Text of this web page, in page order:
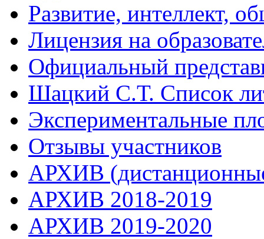
Развитие, интеллект,
Лицензия на
Официальный
Шацкий С.Т. Список
Экспериментальные
Отзывы участников
АРХИВ
АРХИВ 2018-2019
АРХИВ 2019-2020